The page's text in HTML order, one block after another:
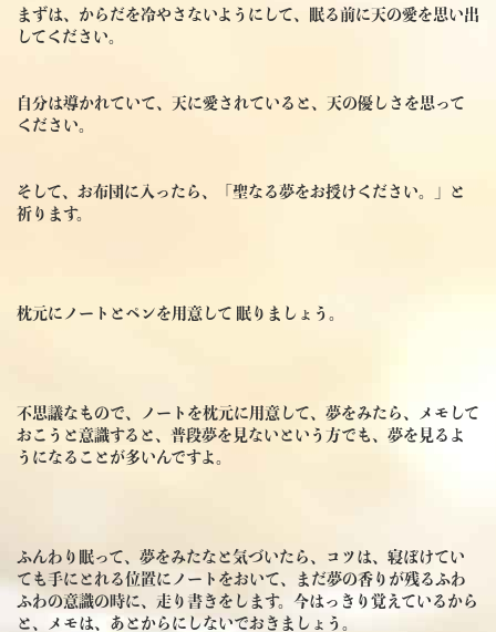
まずは、からだを冷やさないようにして、眠る前に天の愛を思い出
してください。
自分は導かれていて、天に愛されていると、天の優しさを思って
ください。
そして、お布団に入ったら、 「聖なる夢をお授けください。」
と
祈ります。
枕元にノートとペンを用意して 眠りましょう。
不思議なもので、ノートを枕元に用意して、夢をみたら、メモして
おこうと意識すると、普段夢を見ないという方でも、夢を見るよ
うになることが多いんですよ。
ふんわり眠って、夢をみたなと気づいたら、コツは、寝ぼけてい
ても手にとれる位置にノートをおいて、まだ夢の香りが残るふわ
ふわの意識の時に、走り書きをします。今はっきり覚えているから
と、メモは、あとからにしないでおきましょう。